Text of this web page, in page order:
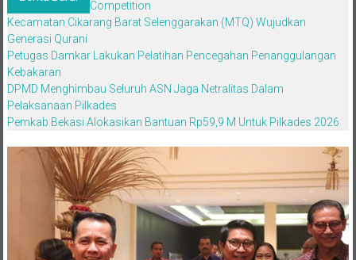
Competition
Kecamatan Cikarang Barat Selenggarakan (MTQ) Wujudkan
Generasi Qurani
Petugas Damkar Lakukan Pelatihan Pencegahan Penanggulangan
Kebakaran
DPMD Menghimbau Seluruh ASN Jaga Netralitas Dalam
Pelaksanaan Pilkades
Pemkab Bekasi Alokasikan Bantuan Rp59,9 M Untuk Pilkades 2026